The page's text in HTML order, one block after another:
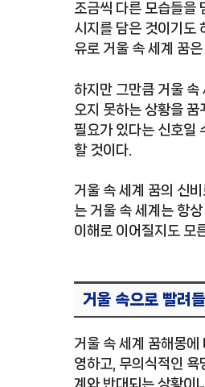
조금씩 다른 모습들을
시지를 담은 것이기도
유로 거울 속 세계 꿈
하지만 그만큼 거울 속
오지 못하는 상황을
필요가 있다는 신호일
할 것이다.
거울 속 세계 꿈의 신
는 거울 속 세계는 항
이해로 이어질지도 모
거울 속으로 빨려
거울 속 세계 꿈해몽
영하고, 무의식적인 욕
계와 반대되는 상황이